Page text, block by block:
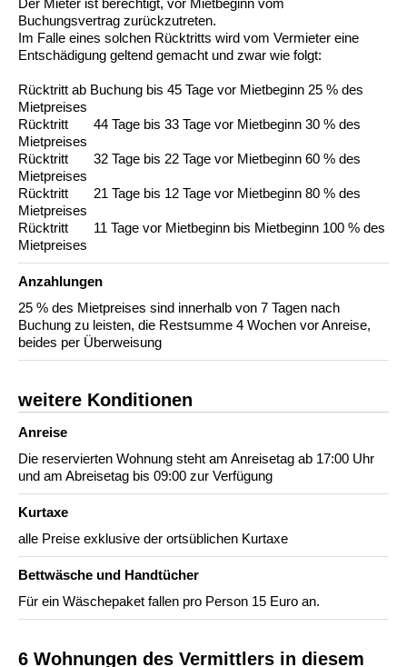
Der Mieter ist berechtigt, vor Mietbeginn vom
Buchungsvertrag zurückzutreten.
Im Falle eines solchen Rücktritts wird vom Vermieter eine
Entschädigung geltend gemacht und zwar wie folgt:
Rücktritt ab Buchung bis 45 Tage vor Mietbeginn 25 % des
Mietpreises
Rücktritt 44 Tage bis 33 Tage vor Mietbeginn 30 % des
Mietpreises
Rücktritt 32 Tage bis 22 Tage vor Mietbeginn 60 % des
Mietpreises
Rücktritt 21 Tage bis 12 Tage vor Mietbeginn 80 % des
Mietpreises
Rücktritt 11 Tage vor Mietbeginn bis Mietbeginn 100 % des
Mietpreises
Anzahlungen
25 % des Mietpreises sind innerhalb von 7 Tagen nach
Buchung zu leisten, die Restsumme 4 Wochen vor Anreise,
beides per Überweisung
weitere Konditionen
Anreise
Die reservierten Wohnung steht am Anreisetag ab 17:00 Uhr
und am Abreisetag bis 09:00 zur Verfügung
Kurtaxe
alle Preise exklusive der ortsüblichen Kurtaxe
Bettwäsche und Handtücher
Für ein Wäschepaket fallen pro Person 15 Euro an.
6 Wohnungen des Vermittlers in diesem